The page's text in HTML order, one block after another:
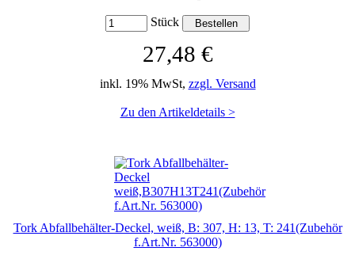
Stück
27,48 €
inkl. 19% MwSt, zzgl. Versand
Zu den Artikeldetails >
Tork Abfallbehälter-Deckel, weiß, B: 307, H: 13, T: 241(Zubehör
f.Art.Nr. 563000)